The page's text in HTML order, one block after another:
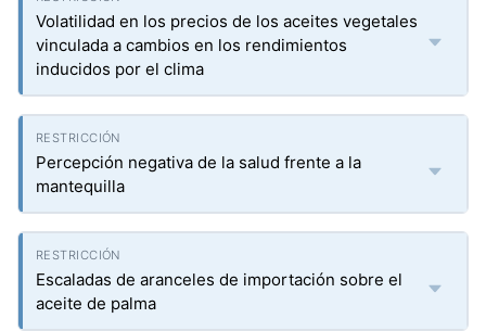
Volatilidad en los precios de los aceites vegetales
vinculada a cambios en los rendimientos
inducidos por el clima
Percepción negativa de la salud frente a la
mantequilla
Escaladas de aranceles de importación sobre el
aceite de palma